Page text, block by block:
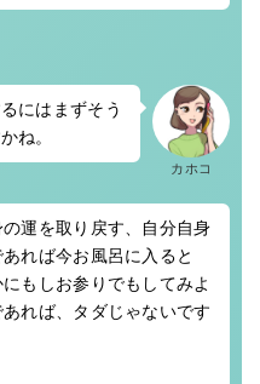
カホコ
にはまずそう
ね。
運を取り戻す、自分自身
れば今お風呂に入ると
もしお参りでもしてみよ
れば、タダじゃないです